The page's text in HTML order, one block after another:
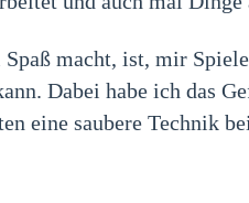
macht, ist, mir
Dabei habe ich das
eine saubere Technik